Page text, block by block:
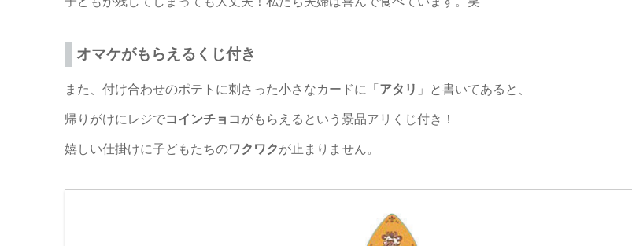
オマケがもらえるくじ付き
また、付け合わせのポテトに刺さった小さなカードに「 アタリ 」と書いてあると、
帰りがけにレジでコインチョコがもらえるという景品アリくじ付き！
嬉しい仕掛けに子どもたちのワクワクが止まりません。